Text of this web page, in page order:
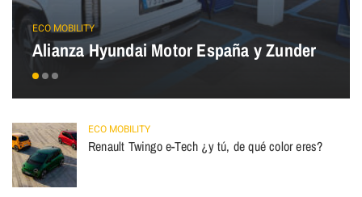
ECO MOBILITY
Alianza Hyundai Motor España y Zunder
ECO MOBILITY
Renault Twingo e-Tech ¿y tú, de qué color eres?